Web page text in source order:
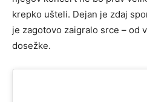
krepko ušteli. Dejan je zdaj
je zagotovo zaigralo srce – od
dosežke.